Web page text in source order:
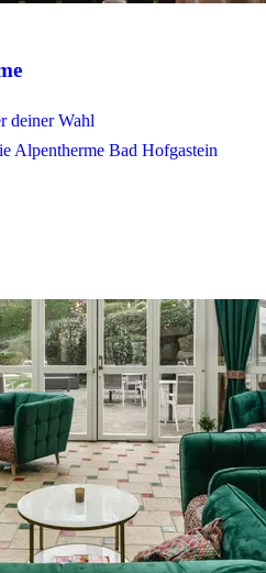
deiner Wahl
Alpentherme Bad Hofgastein